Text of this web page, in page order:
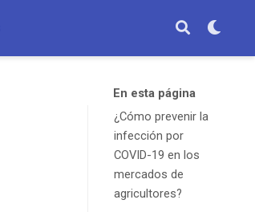
En esta página
¿Cómo prevenir la
infección por
COVID-19 en los
mercados de
agricultores?